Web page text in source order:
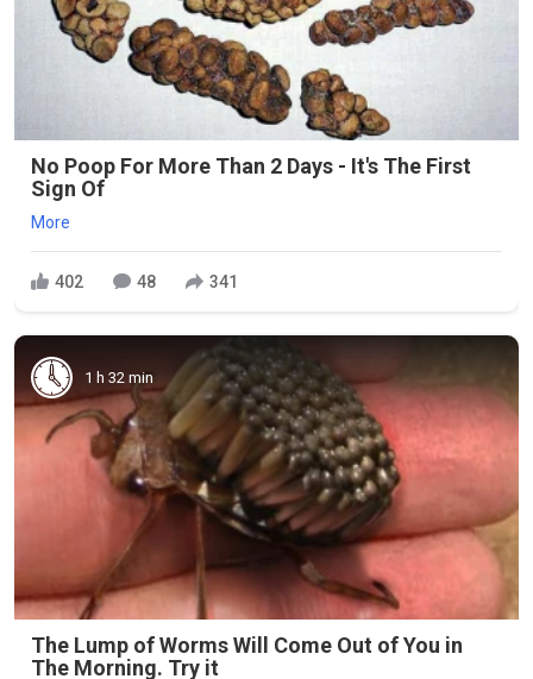
No Poop For More Than 2 Days - It's The First
Sign Of
More
402 48 341
1 h 32 min
The Lump of Worms Will Come Out of You in
The Morning. Try it